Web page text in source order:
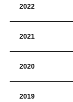
2022
2021
2020
2019